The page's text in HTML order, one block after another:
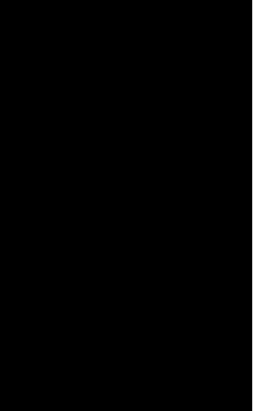
сезонами»
нужен Дягилев»